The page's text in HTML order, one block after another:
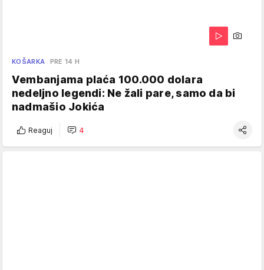
KOŠARKA PRE 14 H
Vembanjama plaća 100.000 dolara
nedeljno legendi: Ne žali pare, samo da bi
nadmašio Jokića
Reaguj 4